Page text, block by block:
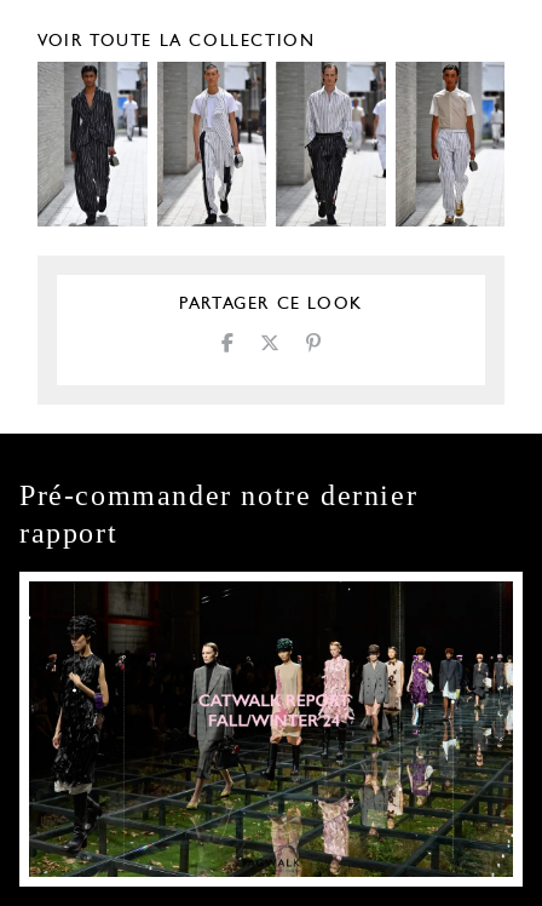
VOIR TOUTE LA COLLECTION
PARTAGER CE LOOK
Pré-commander notre dernier
rapport